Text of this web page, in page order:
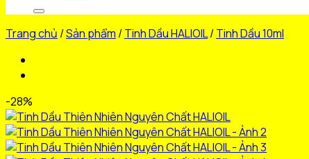
Trang chủ /Sản phẩm /Tinh Dầu HALIOIL/Tinh Dầu 10ml
-28%